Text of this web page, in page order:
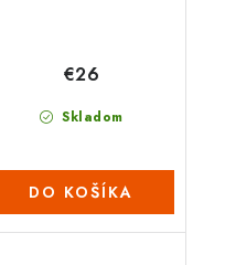
Skladom
€26
DO KOŠÍKA